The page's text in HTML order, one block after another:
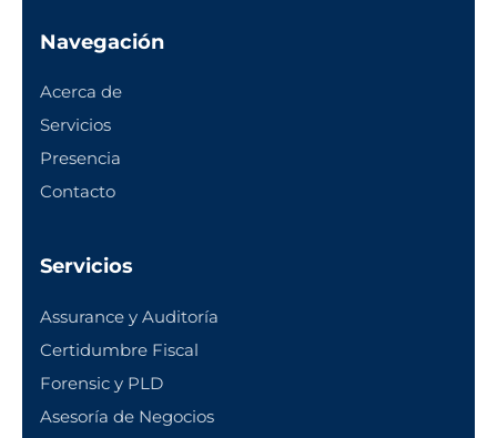
Navegación
Acerca de
Servicios
Presencia
Contacto
Servicios
Assurance y Auditoría
Certidumbre Fiscal
Forensic y PLD
Asesoría de Negocios